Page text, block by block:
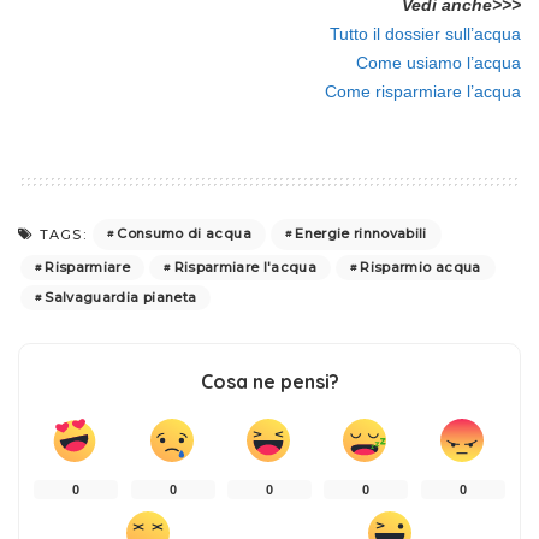
Vedi anche>>>
Tutto il dossier sull’acqua
Come usiamo l’acqua
Come risparmiare l’acqua
TAGS: Consumo di acqua
Energie rinnovabili
Risparmiare
Risparmiare l'acqua
Risparmio acqua
Salvaguardia pianeta
Cosa ne pensi?
0 0 0 0 0